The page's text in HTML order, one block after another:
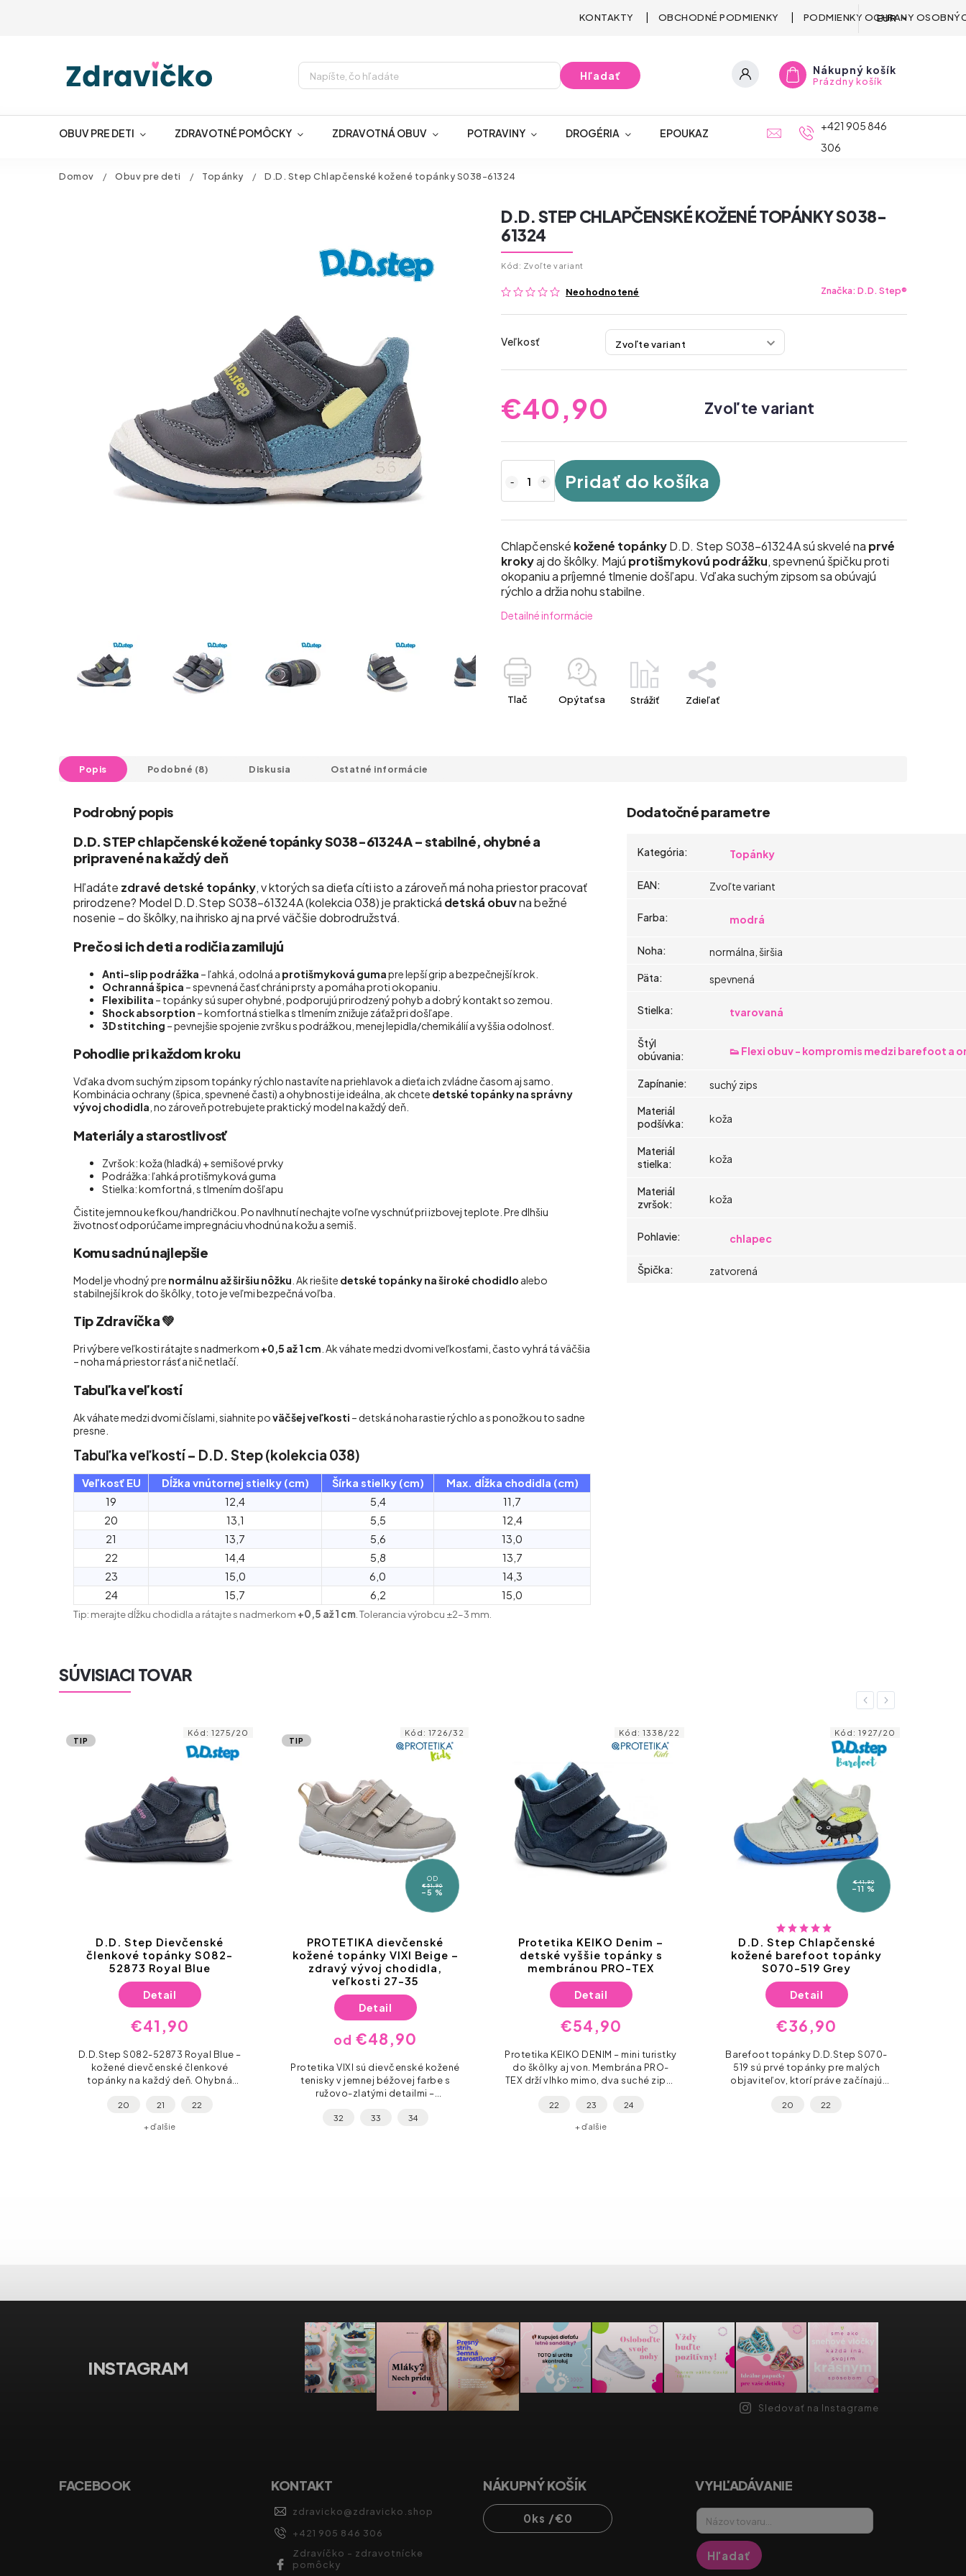
KONTAKTY OBCHODNÉ PODMIENKY PODMIENKY OCHRANY
EUR
Hľadať Nákupný košík
Prázdny košík
OBUV PRE DETI ZDRAVOTNÉ POMÔCKY ZDRAVOTNÁ OBUV POTRAVINY DROGÉRIA EPOUKAZ
+421 905 846
306
Domov / Obuv pre deti / Topánky / D.D. Step Chlapčenské kožené topánky S038-61324
D.D. STEP CHLAPČENSKÉ KOŽENÉ TOPÁNKY S038-
61324
Kód: Zvoľte variant
Neohodnotené Značka:D.D. Step®
Veľkosť
€40,90 Zvoľte variant
Pridať do košíka
Chlapčenské kožené topánkyD.D. Step S038-61324A sú skvelé na prvé
krokyaj do škôlky. Majú protišmykovú podrážku, spevnenú špičku proti
okopaniu a príjemné tlmenie došľapu. Vďaka suchým zipsom sa obúvajú
rýchlo a držia nohu stabilne.
Detailné informácie
Tlač Opýtať sa Strážiť Zdieľať
Popis Podobné (8) Diskusia Ostatné informácie
Podrobný popis
D.D. STEP chlapčenské kožené topánky S038-61324A – stabilné, ohybné a
pripravené na každý deň
Hľadáte zdravé detské topánky, v ktorých sa dieťa cíti isto a zároveň má noha priestor pracovať
prirodzene? Model D.D.Step S038-61324A (kolekcia 038) je praktická detská obuvna bežné
nosenie – do škôlky, na ihrisko aj na prvé väčšie dobrodružstvá.
Prečo si ich deti a rodičia zamilujú
Anti-slip podrážka – ľahká, odolná a protišmyková gumapre lepší grip a bezpečnejší krok.
Ochranná špica – spevnená časť chráni prsty a pomáha proti okopaniu.
Flexibilita – topánky sú super ohybné, podporujú prirodzený pohyb a dobrý kontakt so zemou.
Shock absorption – komfortná stielka s tlmením znižuje záťaž pri došľape.
3D stitching – pevnejšie spojenie zvršku s podrážkou, menej lepidla/chemikálií a vyššia odolnosť.
Pohodlie pri každom kroku
Vďaka dvom suchým zipsom topánky rýchlo nastavíte na priehlavok a dieťa ich zvládne časom aj samo.
Kombinácia ochrany (špica, spevnené časti) a ohybnosti je ideálna, ak chcete detské topánky na správny
vývoj chodidla , no zároveň potrebujete praktický model na každý deň.
Materiály a starostlivosť
Zvršok: koža (hladká) + semišové prvky
Podrážka: ľahká protišmyková guma
Stielka: komfortná, s tlmením došľapu
Čistite jemnou kefkou/handričkou. Po navlhnutí nechajte voľne vyschnúť pri izbovej teplote. Pre dlhšiu
životnosť odporúčame impregnáciu vhodnú na kožu a semiš.
Komu sadnú najlepšie
Model je vhodný pre normálnu až širšiu nôžku . Ak riešite detské topánky na široké chodidlo alebo
stabilnejší krok do škôlky, toto je veľmi bezpečná voľba.
Tip Zdravíčka 💚
Pri výbere veľkosti rátajte s nadmerkom +0,5 až 1 cm . Ak váhate medzi dvomi veľkosťami, často vyhrá tá väčšia
– noha má priestor rásť a nič netlačí.
Tabuľka veľkostí
Ak váhate medzi dvomi číslami, siahnite poväčšej veľkosti – detská noha rastie rýchlo a s ponožkou to sadne
presne.
Tabuľka veľkostí – D.D. Step (kolekcia 038)
Veľkosť EU Dĺžka vnútornej stielky (cm) Šírka stielky (cm)
Max. dĺžka chodidla (cm)
19
12,4 5,4
11,7
20
13,1 5,5
12,4
21
13,7 5,6
13,0
22
14,4 5,8
13,7
23
15,0 6,0
14,3
24
15,7 6,2 15,0
Tip: merajte dĺžku chodidla a rátajte s nadmerkom +0,5 až 1 cm . Tolerancia výrobcu ±2–3 mm.
Dodatočné parametre
Kategória: Topánky
EAN: Zvoľte variant
Farba: modrá
Noha:
normálna, širšia
Päta: spevnená
Stielka: tvarovaná
Štýl
obúvania: 👟 Flexi obuv - kompromis medzi barefoot a
Zapínanie:
suchý zips
Materiál
podšívka: koža
Materiál
stielka: koža
Materiál
zvršok: koža
Pohlavie: chlapec
Špička: zatvorená
SÚVISIACI TOVAR
Previous
TIP
D.D. Step Dievčenské
členkové topánky S082-
52873 Royal Blue
€41,90
Detail
D.D.Step S082-52873 Royal Blue –
kožené dievčenské členkové
topánky na každý deň. Ohybná
špička pre extra ochranu prstov
20 21 22
+ ďalšie
Kód: 1275/20
TIP
OD
€51,90
–5 %
PROTETIKA dievčenské
kožené topánky VIXI Beige –
zdravý vývoj chodidla,
veľkosti 27-35
od €48,90
Detail
Protetika VIXI sú dievčenské kožené
tenisky v jemnej béžovej farbe s
ružovo-zlatými detailmi –
Kožená stielka s podporou klenby a
32 33 34
Kód: 1726/32
Protetika KEIKO Denim –
detské vyššie topánky s
membránou PRO-TEX
€54,90
Detail
Protetika KEIKO DENIM – mini turistky
do škôlky aj von. Membrána PRO-
TEX drží vlhko mimo, dva suché zipsy
podrážka dá pohodlie celý deň.
22 23 24
+ ďalšie
Kód: 1338/22
€41,90
–11 %
D.D. Step Chlapčenské
kožené barefoot topánky
S070-519 Grey
€36,90
Detail
Barefoot topánky D.D.Step S070-
519 sú prvé topánky pre malých
objaviteľov, ktorí práve začínajú
prírodnej kože s ultra-flexibilnou a
20 22
Kód: 1927/20
Next
INSTAGRAM
Sledovať na Instagrame
FACEBOOK KONTAKT
zdravicko@zdravicko.shop
+421 905 846 306
Zdravíčko - zdravotnícke
pomôcky
NÁKUPNÝ KOŠÍK
0ks /€0
VYHĽADÁVANIE
Hľadať